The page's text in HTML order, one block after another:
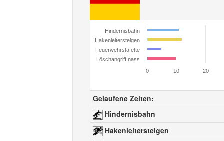
Hindernisbahn
Hakenleitersteigen
Feuerwehrstafette
Löschangriff nass
0
10 20
Gelaufene Zeiten:
Hindernisbahn
Hakenleitersteigen